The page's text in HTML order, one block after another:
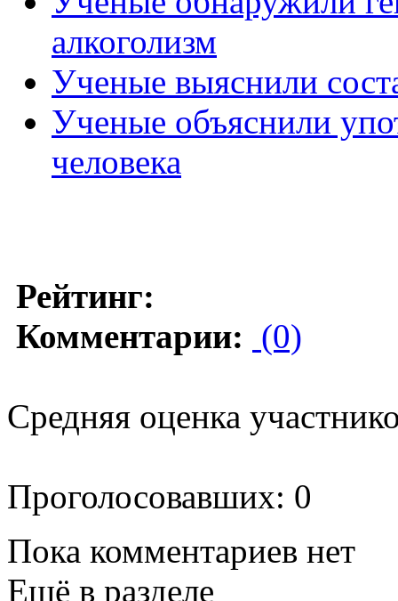
алкоголизм
Ученые выяснили
Ученые объяснили
человека
Рейтинг:
Комментарии: (0)
Средняя оценка
Проголосовавших: 0
Пока комментариев нет
Ещё в разделе